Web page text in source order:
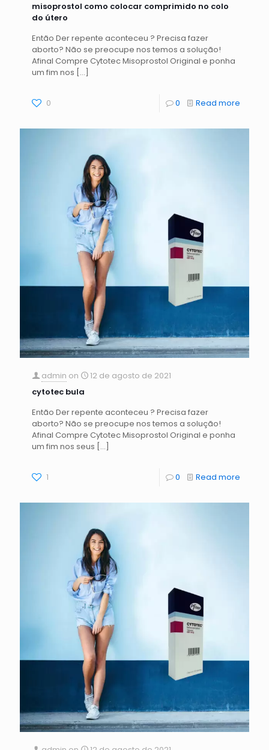
misoprostol como colocar comprimido no colo
do útero
Então Der repente aconteceu ? Precisa fazer
aborto? Não se preocupe nos temos a solução!
Afinal Compre Cytotec Misoprostol Original e ponha
um fim nos […]
0 0 Read more
admin on
12 de agosto de 2021
cytotec bula
Então Der repente aconteceu ? Precisa fazer
aborto? Não se preocupe nos temos a solução!
Afinal Compre Cytotec Misoprostol Original e ponha
um fim nos seus […]
1 0 Read more